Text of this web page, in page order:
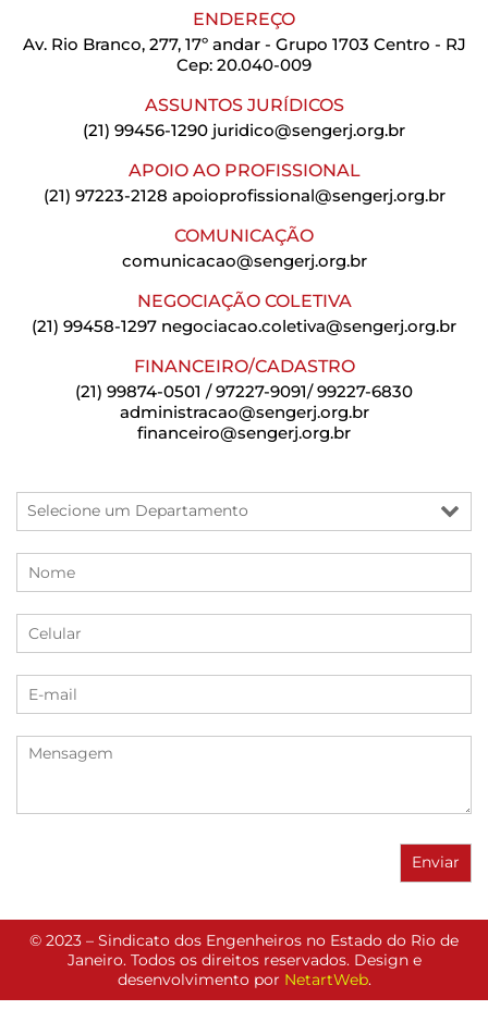
ENDEREÇO
Av. Rio Branco, 277, 17º andar - Grupo 1703 Centro - RJ
Cep: 20.040-009
ASSUNTOS JURÍDICOS
(21) 99456-1290 juridico@sengerj.org.br
APOIO AO PROFISSIONAL
(21) 97223-2128 apoioprofissional@sengerj.org.br
COMUNICAÇÃO
comunicacao@sengerj.org.br
NEGOCIAÇÃO COLETIVA
(21) 99458-1297 negociacao.coletiva@sengerj.org.br
FINANCEIRO/CADASTRO
(21) 99874-0501 / 97227-9091/ 99227-6830
administracao@sengerj.org.br
financeiro@sengerj.org.br
© 2023 – Sindicato dos Engenheiros no Estado do Rio de
Janeiro. Todos os direitos reservados. Design e
desenvolvimento por NetartWeb.